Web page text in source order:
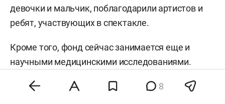
девочки и мальчик, поблагодарили артистов и
ребят, участвующих в спектакле.
Кроме того, фонд сейчас занимается еще и
научными медицинскими исследованиями.
практически ни один благотворительный фонд.
8